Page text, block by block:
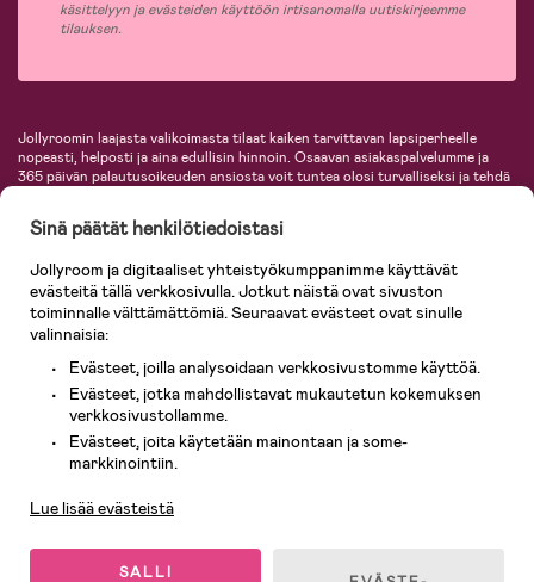
käsittelyyn ja evästeiden käyttöön irtisanomalla uutiskirjeemme
tilauksen.
Jollyroomin laajasta valikoimasta tilaat kaiken tarvittavan lapsiperheelle
nopeasti, helposti ja aina edullisin hinnoin. Osaavan asiakaspalvelumme ja
365 päivän palautusoikeuden ansiosta voit tuntea olosi turvalliseksi ja tehdä
lastentarvikkeita sekä paljon muuta. Meiltä löydät lukuisia tunnettuja
KidKraft, Ergobaby, Philips Avent, Neonate, Cybex, LEGO ja monia muita!
Tervetuloa shoppailemaan Pohjoismaiden suurimpaan lastentarvikkeiden
verkkokauppaan!
Sinä päätät henkilötiedoistasi
Jollyroom ja digitaaliset yhteistyökumppanimme käyttävät
evästeitä tällä verkkosivulla. Jotkut näistä ovat sivuston
toiminnalle välttämättömiä. Seuraavat evästeet ovat sinulle
valinnaisia:
Evästeet, joilla analysoidaan verkkosivustomme käyttöä.
Evästeet, jotka mahdollistavat mukautetun kokemuksen
verkkosivustollamme.
Evästeet, joita käytetään mainontaan ja some-
markkinointiin.
Lue lisää evästeistä
SALLI